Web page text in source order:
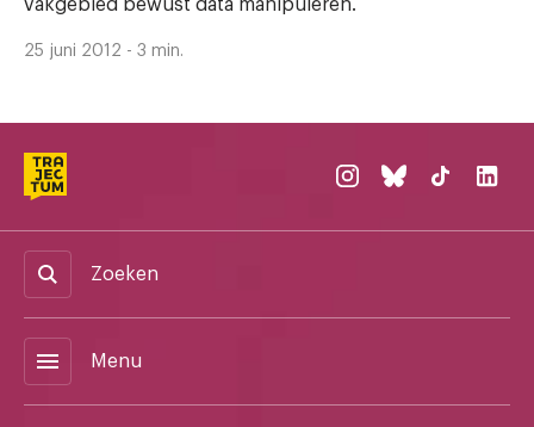
vakgebied bewust data manipuleren.
25 juni 2012 - 3 min.
Zoeken
menu Menu